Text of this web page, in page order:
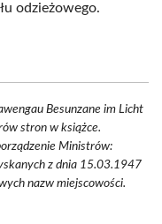
odzieżowego.
Besunzane im Licht
stron w książce.
Ministrów:
z dnia 15.03.1947
nazw miejscowości.